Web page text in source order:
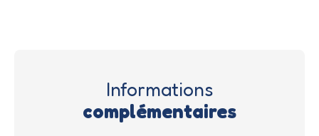
Informations
complémentaires